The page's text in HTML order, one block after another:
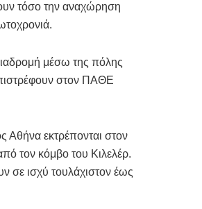
τόσο την αναχώρηση
μέσω της πόλης
στον ΠΑΘΕ
Αθήνα εκτρέπονται στον
τον κόμβο του Κιλελέρ.
σε ισχύ τουλάχιστον έως